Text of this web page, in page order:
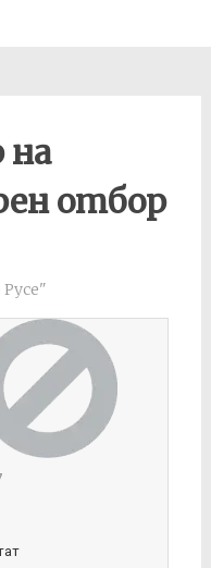
на
отбор